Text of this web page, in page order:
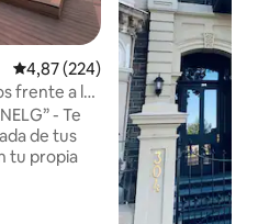
Calificación promedio: 4,87 de
4,87 (224)
frente a la
y - Te
de tus
tu propia